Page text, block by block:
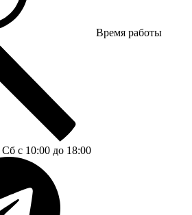
Время работы
Сб с 10:00 до 18:00